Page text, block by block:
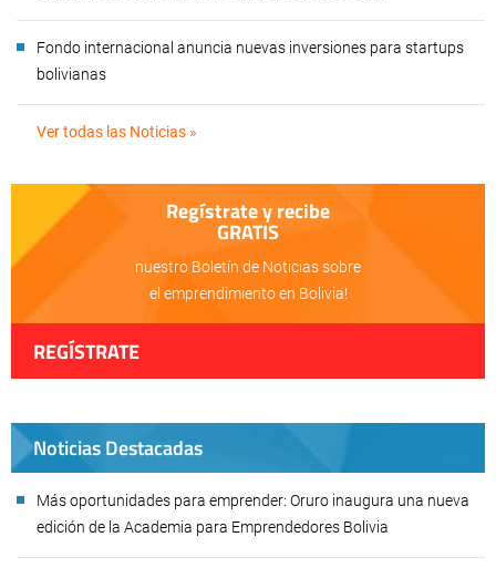
Fondo internacional anuncia nuevas inversiones para startups
bolivianas
Ver todas las Noticias »
Regístrate y recibe
GRATIS
nuestro Boletín de Noticias sobre
el emprendimiento en Bolivia!
REGÍSTRATE
Noticias Destacadas
Más oportunidades para emprender: Oruro inaugura una nueva
edición de la Academia para Emprendedores Bolivia